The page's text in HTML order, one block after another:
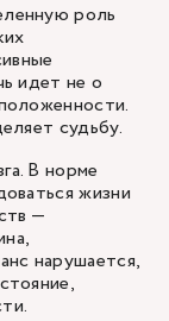
роль
идет не о
судьбу.
В норме
жизни
—
нарушается,